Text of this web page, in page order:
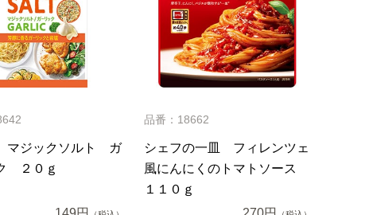
ジックソルト ガ
２０ｇ
品番：18662
シェフの一皿 フィレンツェ
風にんにくのトマトソース
１１０ｇ